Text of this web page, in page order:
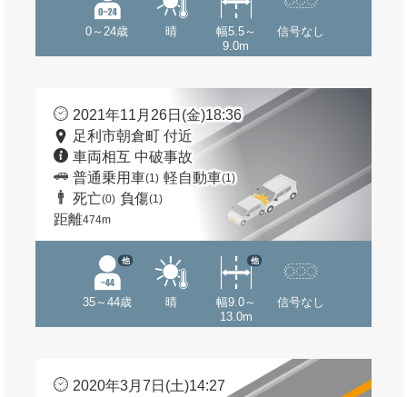
0～24歳 晴
幅5.5～
9.0m
信号なし
2021年11月26日(金)18:36
足利市朝倉町 付近
車両相互 中破事故
普通乗用車(1) 軽自動車(1)
死亡(0) 負傷(1)
距離474m
35～44歳
他
晴
幅9.0～
13.0m
他
信号なし
2020年3月7日(土)14:27